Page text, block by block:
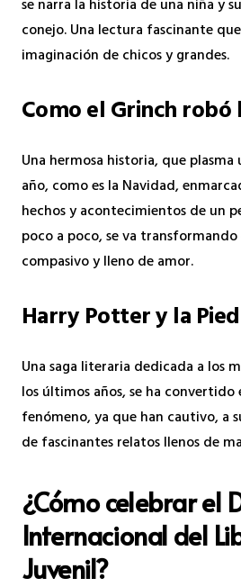
se narra la historia de una niña y
conejo. Una lectura fascinante
imaginación de chicos y grandes.
Como el Grinch robó
Una hermosa historia, que
año, como es la Navidad,
hechos y acontecimientos de un
poco a poco, se va
compasivo y lleno de amor.
Harry Potter y la
Una saga literaria dedicada a los
los últimos años, se ha
fenómeno, ya que han cautivo, a
de fascinantes relatos llenos de
¿Cómo celebrar el
Internacional del
Juvenil?